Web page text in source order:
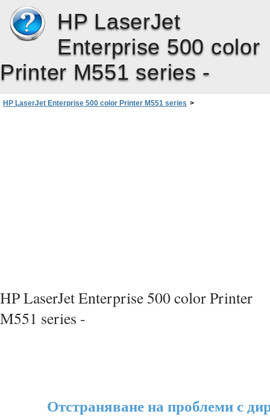
HP LaserJet
Enterprise 500 color
Printer M551 series -
HP LaserJet Enterprise 500 color Printer M551 series >
HP LaserJet Enterprise 500 color Printer
M551 series -
Отстраняване на проблеми с